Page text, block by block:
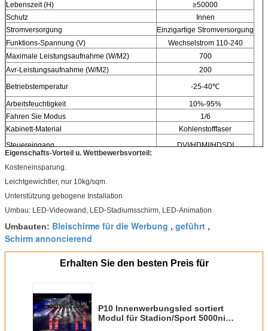
Lebenszeit (H)
≥50000
Schutz
Innen
Stromversorgung
Einzigartige Stromversorgung
Funktions-Spannung (V)
Wechselstrom 110-240
Maximale Leistungsaufnahme (W/M2)
700
Avr-Leistungsaufnahme (W/M2)
200
Betriebstemperatur
-25-40℃
Arbeitsfeuchtigkeit
10%-95%
Fahren Sie Modus
1/6
Kabinett-Material
Kohlenstofffaser
Steuereingang
DVI/HDMI/HDSDI
Eigenschafts-Vorteil u. Wettbewerbsvorteil:
Kosteneinsparung.
Leichtgewichtler, nur 10kg/sqm.
Unterstützung gebogene Installation
Umbau: LED-Videowand, LED-Stadiumsschirm, LED-Animation
Umbauten: Bleischirme für die Werbung , geführt ,
Schirm annoncierend
Erhalten Sie den besten Preis für
P10 Innenwerbungsled sortiert
Modul für Stadion/Sport 5000nits